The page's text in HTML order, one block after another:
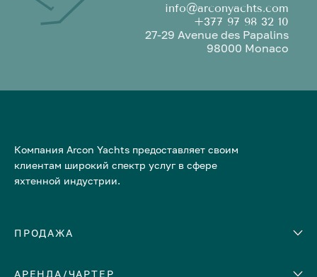
info@arconyachts.com
+377 97 98 32 10
27-29 Avenue des Papalins
98000 Monaco
Компания Arcon Yachts предоставляет своим
клиентам широкий спектр услуг в сфере
яхтенной индустрии.
ПРОДАЖА
АРЕНДА/ЧАРТЕР